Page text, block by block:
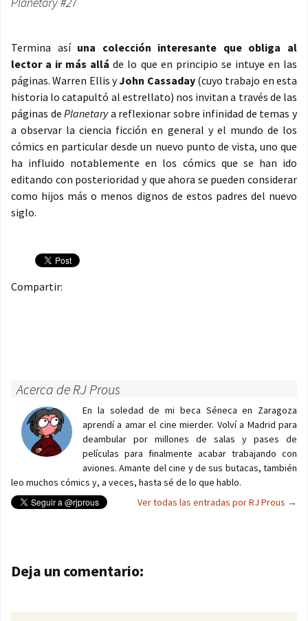
Termina así una colección interesante que obliga al
lector a ir más allá de lo que en principio se intuye en las
páginas. Warren Ellis yJohn Cassaday(cuyo trabajo en esta
historia lo catapultó al estrellato) nos invitan a través de las
páginas dePlanetarya reflexionar sobre infinidad de temas y
a observar la ciencia ficción en general y el mundo de los
cómics en particular desde un nuevo punto de vista, uno que
ha influido notablemente en los cómics que se han ido
editando con posterioridad y que ahora se pueden considerar
como hijos más o menos dignos de estos padres del nuevo
siglo.
Compartir:
Acerca de RJ Prous
En la soledad de mi beca Séneca en Zaragoza
aprendí a amar el cine mierder. Volví a Madrid para
deambular por millones de salas y pases de
películas para finalmente acabar trabajando con
aviones. Amante del cine y de sus butacas, también
leo muchos cómics y, a veces, hasta sé de lo que hablo.
Ver todas las entradas por RJ Prous →
Navegación de entradas
Deja un comentario: